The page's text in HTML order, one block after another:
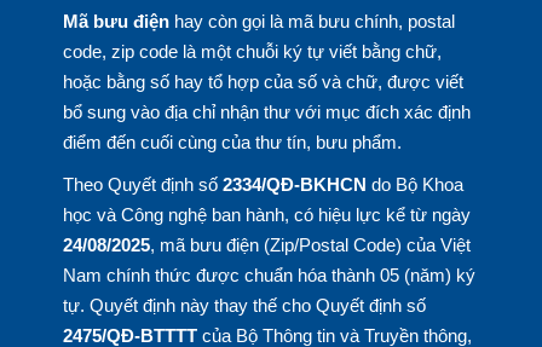
Mã bưu điệnhay còn gọi là mã bưu chính, postal
code, zip code là một chuỗi ký tự viết bằng chữ,
hoặc bằng số hay tổ hợp của số và chữ, được viết
bổ sung vào địa chỉ nhận thư với mục đích xác định
điểm đến cuối cùng của thư tín, bưu phẩm.
Theo Quyết định số 2334/QĐ-BKHCN do Bộ Khoa
học và Công nghệ ban hành, có hiệu lực kể từ ngày
24/08/2025, mã bưu điện (Zip/Postal Code) của Việt
Nam chính thức được chuẩn hóa thành 05 (năm) ký
tự. Quyết định này thay thế cho Quyết định số
2475/QĐ-BTTTTcủa Bộ Thông tin và Truyền thông,